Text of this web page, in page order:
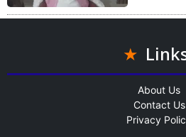
About Us
Contact Us
Privacy